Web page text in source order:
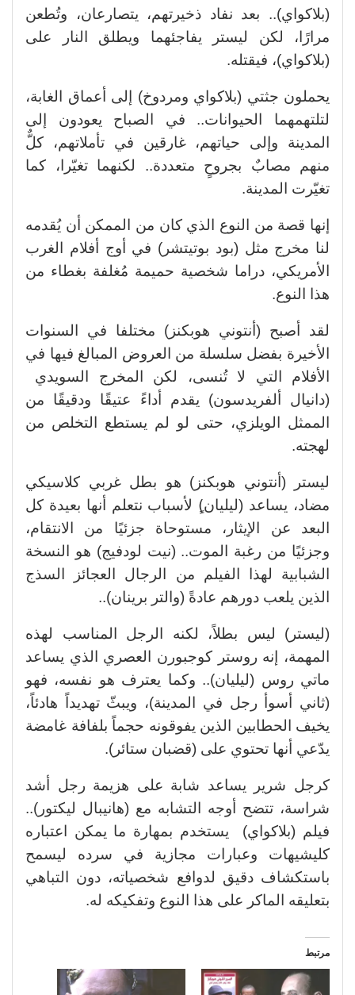
(بلاكواي).. بعد نفاد ذخيرتهم، يتصارعان، وتُطعن
مرارًا، لكن ليستر يفاجئهما ويطلق النار على
(بلاكواي)، فيقتله.
يحملون جثتي (بلاكواي ومردوخ) إلى أعماق الغابة،
لتلتهمهما الحيوانات.. في الصباح يعودون إلى
المدينة وإلى حياتهم، غارقين في تأملاتهم، كلٌّ
منهم مصابٌ بجروحٍ متعددة.. لكنهما تغيّرا، كما
تغيّرت المدينة.
إنها قصة من النوع الذي كان من الممكن أن يُقدمه
لنا مخرج مثل (بود بوتيتشر) في أوج أفلام الغرب
الأمريكي، دراما شخصية حميمة مُغلفة بغطاء من
هذا النوع.
لقد أصبح (أنتوني هوبكنز) مختلفا في السنوات
الأخيرة بفضل سلسلة من العروض المبالغ فيها في
الأفلام التي لا تُنسى، لكن المخرج السويدي
(دانيال ألفريدسون) يقدم أداءً عتيقًا ودقيقًا من
الممثل الويلزي، حتى لو لم يستطع التخلص من
لهجته.
ليستر (أنتوني هوبكنز) هو بطل غربي كلاسيكي
مضاد، يساعد (ليليان)ٍ لأسباب نتعلم أنها بعيدة كل
البعد عن الإيثار، مستوحاة جزئيًا من الانتقام،
وجزئيًا من رغبة الموت.. (نيت لودفيج) هو النسخة
الشبابية لهذا الفيلم من الرجال العجائز السذج
الذين يلعب دورهم عادةً (والتر برينان)..
(ليستر) ليس بطلاً، لكنه الرجل المناسب لهذه
المهمة، إنه روستر كوجبورن العصري الذي يساعد
ماتي روس (ليليان).. وكما يعترف هو نفسه، فهو
(ثاني أسوأ رجل في المدينة)، ويبثّ تهديداً هادئاً،
يخيف الحطابين الذين يفوقونه حجماً بلفافة غامضة
يدّعي أنها تحتوي على (قضبان ستائر).
كرجل شرير يساعد شابة على هزيمة رجل أشد
شراسة، تتضح أوجه التشابه مع (هانيبال ليكتور)..
فيلم (بلاكواي) يستخدم بمهارة ما يمكن اعتباره
كليشيهات وعبارات مجازية في سرده ليسمح
باستكشاف دقيق لدوافع شخصياته، دون التباهي
بتعليقه الماكر على هذا النوع وتفكيكه له.
مرتبط